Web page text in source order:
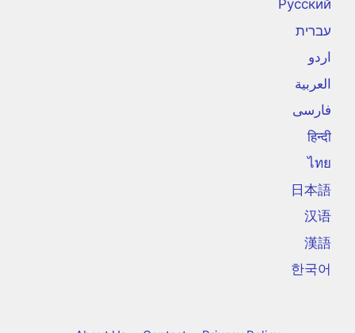
Русский
עברית
اردو
العربية
فارسی
हिन्दी
ไทย
日本語
汉语
漢語
한국어